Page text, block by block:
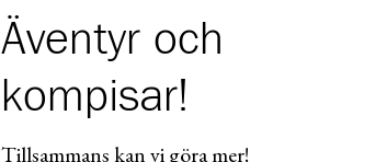
Äventyr och
kompisar!
Tillsammans kan vi göra mer!